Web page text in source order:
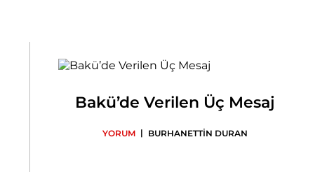
Bakü’de Verilen Üç Mesaj
YORUM | BURHANETTİN DURAN